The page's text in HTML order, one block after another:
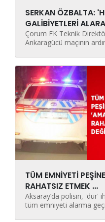
SERKAN ÖZBALTA:
GALİBİYETLERİ
Çorum FK Teknik
Ankaragücü maçının
TÜM EMNİYETİ
RAHATSIZ ETMEK ...
Aksaray’da polisin, 'dur'
tüm emniyeti alarma